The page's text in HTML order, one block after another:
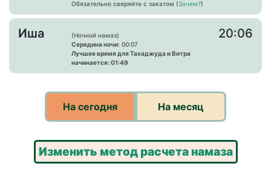
Обязательно сверяйте с закатом (Зачем?)
Иша
(Ночной намаз)
Середина ночи: 00:07
Лучшее время для Тахаджуда и Витра
начинается: 01:49
20:06
На сегодня На месяц
Изменить метод расчета намаза